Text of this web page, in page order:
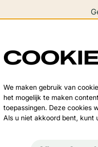
We maken gebruik van
het mogelijk te maken
toepassingen. Deze cookies
Als u niet akkoord bent, kunt